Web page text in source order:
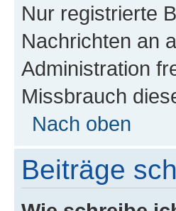
Nur registrierte
Nachrichten an
Administration
Missbrauch
Nach oben
Beiträge